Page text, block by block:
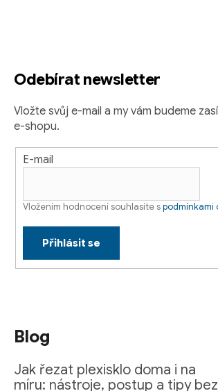
Odebírat newsletter
Vložte svůj e-mail a my vám budeme
e-shopu.
E-mail
Vložením hodnocení souhlasíte spodmínkami
Přihlásit se
Blog
Jak řezat plexisklo doma i na
míru: nástroje, postup a tipy bez